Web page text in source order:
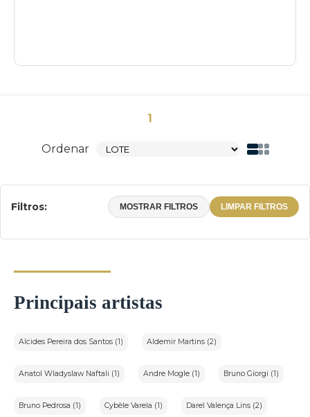
1
Ordenar
Filtros: MOSTRAR FILTROS LIMPAR FILTROS
Principais artistas
Alcides Pereira dos Santos (1) Aldemir Martins (2)
Anatol Wladyslaw Naftali (1) Andre Mogle (1) Bruno Giorgi (1)
Bruno Pedrosa (1) Cybèle Varela (1) Darel Valença Lins (2)